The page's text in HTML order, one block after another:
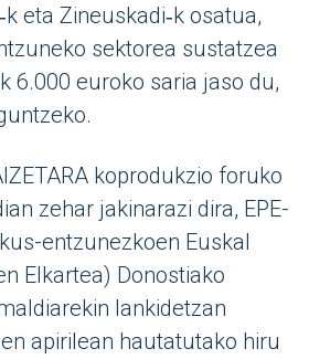
eta Zineuskadi‑k osatua,
sektorea sustatzea
6.000 euroko saria jaso du,
koprodukzio foruko
zehar jakinarazi dira, EPE-
entzunezkoen Euskal
Elkartea) Donostiako
lankidetzan
apirilean hautatutako hiru